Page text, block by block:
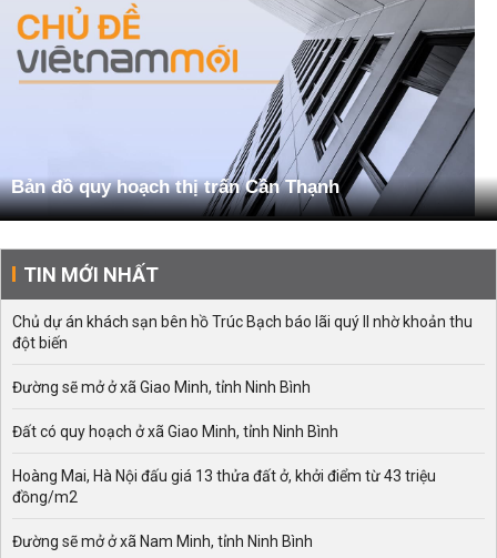
Bản đồ quy hoạch thị trấn Cần Thạnh
TIN MỚI NHẤT
Chủ dự án khách sạn bên hồ Trúc Bạch báo lãi quý II nhờ khoản thu
đột biến
Đường sẽ mở ở xã Giao Minh, tỉnh Ninh Bình
Đất có quy hoạch ở xã Giao Minh, tỉnh Ninh Bình
Hoàng Mai, Hà Nội đấu giá 13 thửa đất ở, khởi điểm từ 43 triệu
đồng/m2
Đường sẽ mở ở xã Nam Minh, tỉnh Ninh Bình